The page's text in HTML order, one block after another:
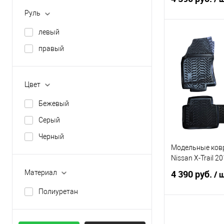
Руль
левый
правый
Цвет
Бежевый
Серый
Черный
Материал
Полиуретан
В
Купить в 1
В избранное
Модельные
Nissan X-Trail
4 390 руб. /